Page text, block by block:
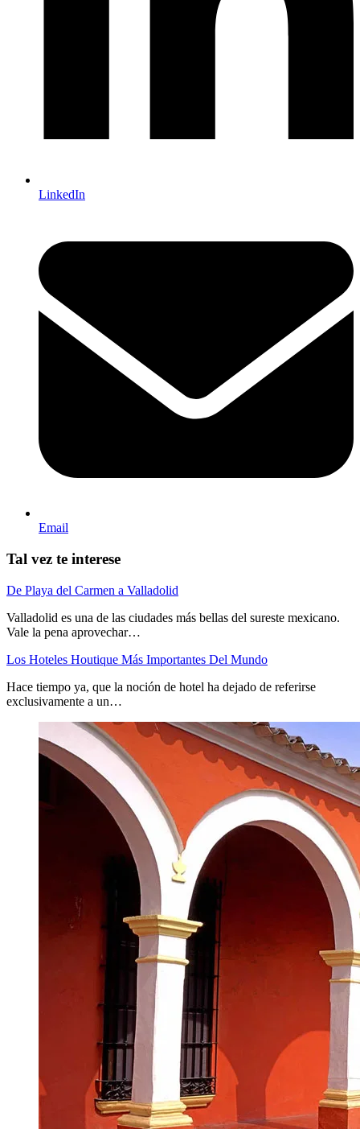
LinkedIn
Email
Tal vez te interese
De Playa del Carmen a Valladolid
Valladolid es una de las ciudades más bellas del sureste mexicano.
Vale la pena aprovechar…
Los Hoteles Houtique Más Importantes Del Mundo
Hace tiempo ya, que la noción de hotel ha dejado de referirse
exclusivamente a un…